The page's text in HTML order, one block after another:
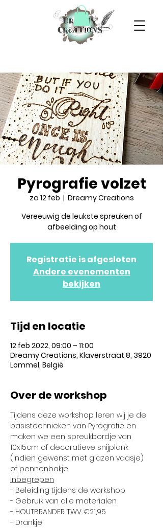
Pyrografie volzet
za 12 feb
  |
Dreamy Creations
Vereeuwig de leukste spreuken of
afbeelding op hout
Registratie is afgesloten
Andere evenementen
bekijken
Tijd en locatie
12 feb 2022, 09:00 – 11:00
Dreamy Creations, Klaverstraat 8, 3920
Lommel, België
Over de workshop
Tijdens deze workshop leren wij je de
basistechnieken van Pyrografie en
maken we een spreukbordje van
10x15cm of decoratieve snijplank
(Indien gewenst met glazen vaasje)
of pennenbakje.
Inbegrepen
- Beleiding tijdens de workshop
- Gebruik van alle materialen
- HOUTBRANDER TWV €21,95
- Drankje